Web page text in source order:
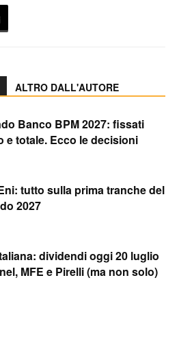
ALTRO DALL'AUTORE
Banco BPM 2027: fissati
e totale. Ecco le decisioni
tutto sulla prima tranche del
2027
dividendi oggi 20 luglio
MFE e Pirelli (ma non solo)